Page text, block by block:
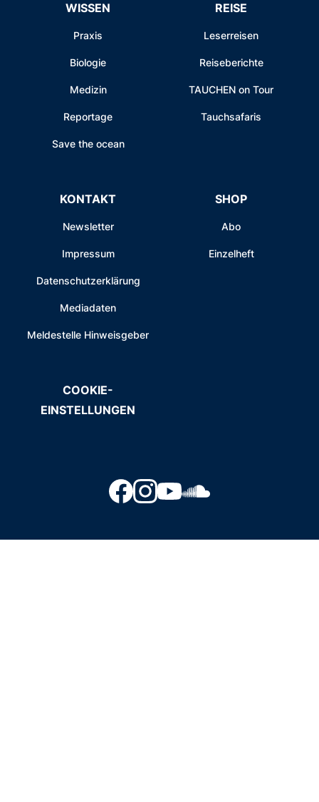
WISSEN
Praxis
Biologie
Medizin
Reportage
Save the ocean
REISE
Leserreisen
Reiseberichte
TAUCHEN on Tour
Tauchsafaris
KONTAKT
Newsletter
Impressum
Datenschutzerklärung
Mediadaten
Meldestelle Hinweisgeber
SHOP
Abo
Einzelheft
COOKIE-
EINSTELLUNGEN